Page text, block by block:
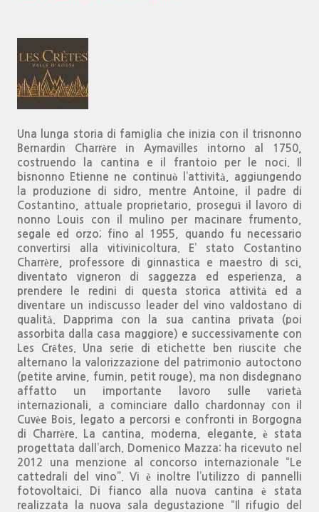
Una lunga storia di famiglia che inizia con il trisnonno
Bernardin Charrère in Aymavilles intorno al 1750,
costruendo la cantina e il frantoio per le noci. Il
bisnonno Etienne ne continuò l’attività, aggiungendo
la produzione di sidro, mentre Antoine, il padre di
Costantino, attuale proprietario, proseguì il lavoro di
nonno Louis con il mulino per macinare frumento,
segale ed orzo; fino al 1955, quando fu necessario
convertirsi alla vitivinicoltura. E’ stato Costantino
Charrère, professore di ginnastica e maestro di sci,
diventato vigneron di saggezza ed esperienza, a
prendere le redini di questa storica attività ed a
diventare un indiscusso leader del vino valdostano di
qualità. Dapprima con la sua cantina privata (poi
assorbita dalla casa maggiore) e successivamente con
Les Crêtes. Una serie di etichette ben riuscite che
alternano la valorizzazione del patrimonio autoctono
(petite arvine, fumin, petit rouge), ma non disdegnano
affatto un importante lavoro sulle varietà
internazionali, a cominciare dallo chardonnay con il
Cuvèe Bois, legato a percorsi e confronti in Borgogna
di Charrère. La cantina, moderna, elegante, è stata
progettata dall’arch. Domenico Mazza: ha ricevuto nel
2012 una menzione al concorso internazionale “Le
cattedrali del vino”. Vi è inoltre l’utilizzo di pannelli
fotovoltaici. Di fianco alla nuova cantina è stata
realizzata la nuova sala degustazione “Il rifugio del